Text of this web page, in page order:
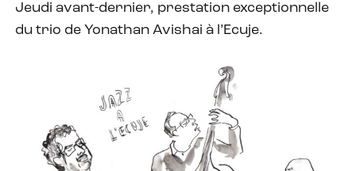
Jeudi avant-dernier, prestation exceptionnelle
du trio de Yonathan Avishai à l’Ecuje.